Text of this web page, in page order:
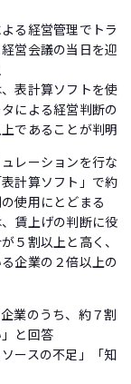
る経営管理でトラ
営会議の当日を迎
表計算ソフトを使
による経営判断の
であることが判明
レーションを行な
計算ソフト」で約
使用にとどまる
賃上げの判断に役
５割以上と高く、
企業の２倍以上の
業のうち、約７割
と回答
ースの不足」「知